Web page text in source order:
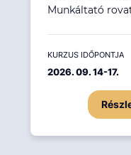
Munkáltató
KURZUS IDŐPONTJA
2026. 09. 14-17.